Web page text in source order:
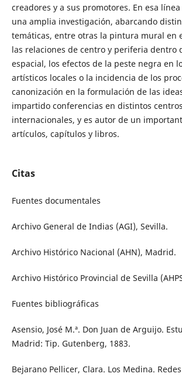
creadores y a sus promotores. En esa
una amplia investigación, abarcando
temáticas, entre otras la pintura mural en
las relaciones de centro y periferia dentro
espacial, los efectos de la peste negra en
artísticos locales o la incidencia de los
canonización en la formulación de las
impartido conferencias en distintos
internacionales, y es autor de un
artículos, capítulos y libros.
Citas
Fuentes documentales
Archivo General de Indias (AGI), Sevilla.
Archivo Histórico Nacional (AHN), Madrid.
Archivo Histórico Provincial de Sevilla
Fuentes bibliográficas
Asensio, José M.ª. Don Juan de Arguijo.
Madrid: Tip. Gutenberg, 1883.
Bejarano Pellicer, Clara. Los Medina.